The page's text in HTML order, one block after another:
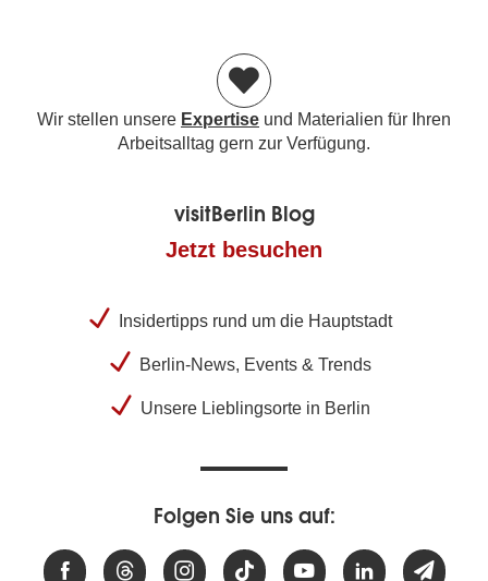
Wir stellen unsere Expertise und Materialien für Ihren
Arbeitsalltag gern zur Verfügung.
visitBerlin Blog
Jetzt besuchen
Insidertipps rund um die Hauptstadt
Berlin-News, Events & Trends
Unsere Lieblingsorte in Berlin
Folgen Sie uns auf: